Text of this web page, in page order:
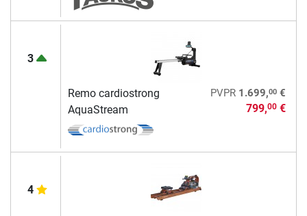
3
Remo cardiostrong
AquaStream
PVPR 1.699,00€
799,00€
4